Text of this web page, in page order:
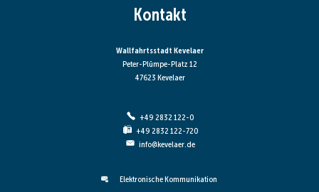
Kontakt
Wallfahrtsstadt Kevelaer
Peter-Plümpe-Platz 12
47623 Kevelaer
+49 2832 122-0
+49 2832 122-720
info@kevelaer.de
Elektronische Kommunikation